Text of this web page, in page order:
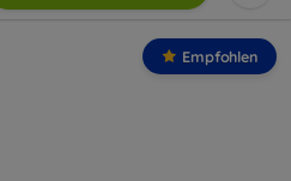
Empfohlen